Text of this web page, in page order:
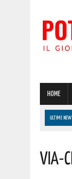
HOME
ULTIME
7 AGOSTO
Via-